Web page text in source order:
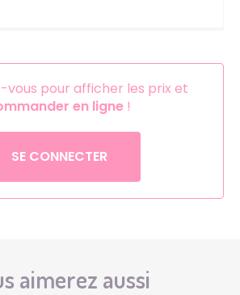
vous pour afficher les prix et
en ligne !
SE CONNECTER
aimerez aussi